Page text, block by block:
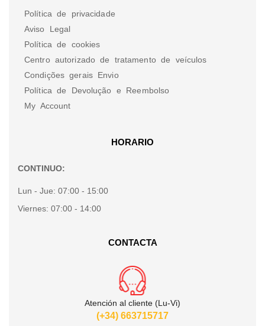
Política de privacidade
Aviso Legal
Política de cookies
Centro autorizado de tratamento de veículos
Condições gerais Envio
Política de Devolução e Reembolso
My Account
HORARIO
CONTINUO:
Lun - Jue: 07:00 - 15:00
Viernes: 07:00 - 14:00
CONTACTA
Atención al cliente (Lu-Vi)
(+34) 663715717